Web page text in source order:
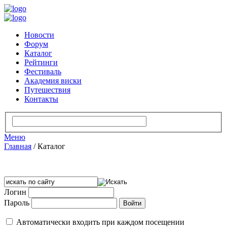
Новости
Форум
Каталог
Рейтинги
Фестиваль
Академия виски
Путешествия
Контакты
Меню
Главная /Каталог
Логин
Пароль
Автоматически входить при каждом посещении